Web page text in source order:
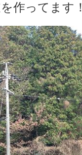
作ってます！